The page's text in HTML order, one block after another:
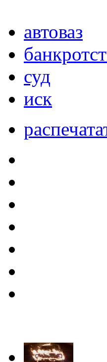
автоваз
суд
иск